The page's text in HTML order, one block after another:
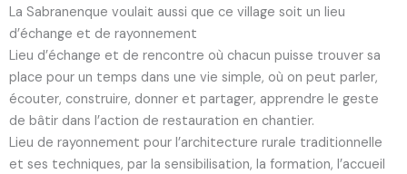
La Sabranenque voulait aussi que ce village soit un lieu
d’échange et de rayonnement
Lieu d’échange et de rencontre où chacun puisse trouver sa
place pour un temps dans une vie simple, où on peut parler,
écouter, construire, donner et partager, apprendre le geste
de bâtir dans l’action de restauration en chantier.
Lieu de rayonnement pour l’architecture rurale traditionnelle
et ses techniques, par la sensibilisation, la formation, l’accueil